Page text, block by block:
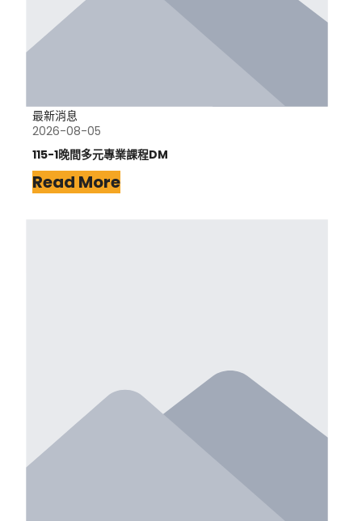
最新消息
2026-08-05
115-1晚間多元專業課程DM
Read More